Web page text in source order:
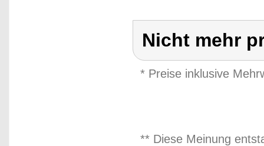
Nicht mehr
* Preise inklusive
** Diese Meinung